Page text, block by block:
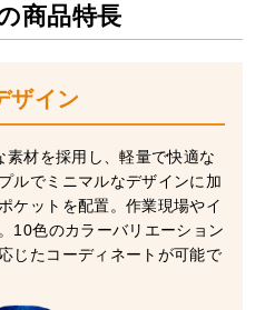
商品特長
ザイン
材を採用し、軽量で快適な
ルでミニマルなデザインに加
ケットを配置。作業現場やイ
10色のカラーバリエーション
じたコーディネートが可能で